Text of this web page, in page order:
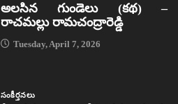
అలసిన గుండెలు (కథ) –
రాచమల్లు రామచంద్రారెడ్డి
Tuesday, April 7, 2026
సంకీర్తనలు